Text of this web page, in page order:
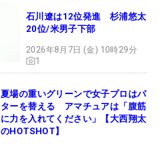
石川遼は12位発進 杉浦悠太
20位/米男子下部
2026年8月7日 (金) 10時29分
1
夏場の重いグリーンで女子プロはパ
ターを替える アマチュアは「腹筋
に力を入れてください」【大西翔太
のHOTSHOT】